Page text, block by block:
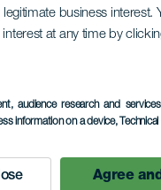
business interest.
at any time by
audience research and
information on a device,
Agree